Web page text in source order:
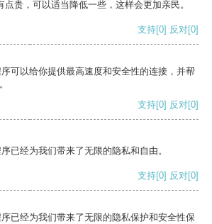
贵，可以适当降低一些，这样会更加亲民。
支持[0] 反对[0]
可以给你提供最高速度和安全性的连接，并帮
支持[0] 反对[0]
已经为我们带来了无限的隐私和自由。
支持[0] 反对[0]
已经为我们带来了无限的隐私保护和安全性保